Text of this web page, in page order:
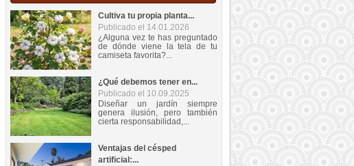
Cultiva tu propia planta...
Publicado el 14.01.2026
¿Alguna vez te has preguntado
de dónde viene la tela de tu
camiseta favorita?...
¿Qué debemos tener en...
Publicado el 10.09.2025
Diseñar un jardín siempre
genera ilusión, pero también
cierta responsabilidad,...
Ventajas del césped
artificial:...